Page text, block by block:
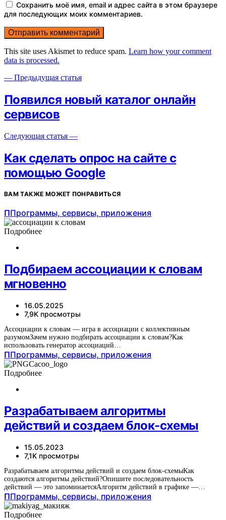
Сохранить моё имя, email и адрес сайта в этом браузере
для последующих моих комментариев.
This site uses Akismet to reduce spam. Learn how your comment
data is processed.
— Предыдущая статья
Появился новый каталог онлайн
сервисов
Следующая статья —
Как сделать опрос на сайте с
помощью Google
ВАМ ТАКЖЕ МОЖЕТ ПОНРАВИТЬСЯ
ППрограммы, сервисы, приложения
Подробнее
Подбираем ассоциации к словам
мгновенно
16.05.2025
7,9K просмотры
Ассоциации к словам — игра в ассоциации с коллективным
разумомЗачем нужно подбирать ассоциации к словам?Как
использовать генератор ассоциаций…
ППрограммы, сервисы, приложения
Подробнее
Разрабатываем алгоритмы
действий и создаем блок-схемы
15.05.2023
7,1K просмотры
Разрабатываем алгоритмы действий и создаем блок-схемыКак
создаются алгоритмы действий?Опишите последовательность
действий — это запоминаетсяАлгоритм действий в графике —…
ППрограммы, сервисы, приложения
Подробнее